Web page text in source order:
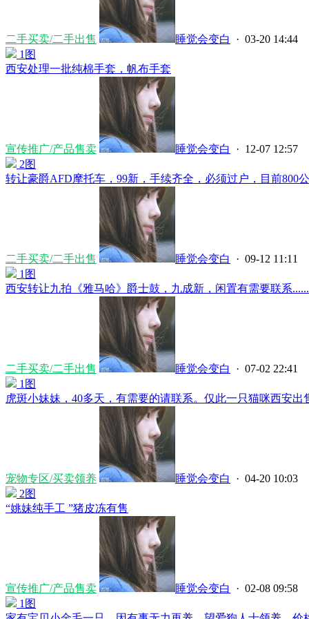
二手买卖/二手出售 睡觉会变白
· 03-20 14:44
1图
西安处理一批纯棉手套，帆布手套
宣传推广/产品售卖 睡觉会变白
· 12-07 12:57
2图
转让豪爵AFD摩托车，99新，手续齐全，必须过户，目前800
二手买卖/二手出售 睡觉会变白
· 09-12 11:11
1图
西安转让九拍《雅马哈》爵士鼓，九成新，闲置有需要联系......
二手买卖/二手出售 睡觉会变白
· 07-02 22:41
1图
虎斑小妹妹，40多天，有需要的请联系。仅此一只猫咪西安出
宠物专区/买卖领养 睡觉会变白
· 04-20 10:03
2图
“姚妹纯手工 ”猪皮冻有售
宣传推广/产品售卖 睡觉会变白
· 02-08 09:58
1图